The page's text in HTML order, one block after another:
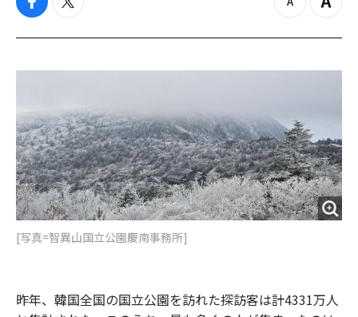
f
c
b
k
t
i
t
z
o
o
Z
o
i
[写真=智異山国立公園慶南事務所]
昨年、韓国全国の国立公園を訪れた探訪客は計4331万人